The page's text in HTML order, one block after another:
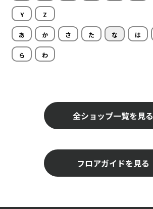
Y Z
あ か さ た な は
ら わ
全ショップ一覧を見る
フロアガイドを見る